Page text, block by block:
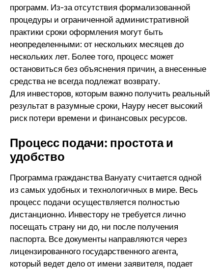
программ. Из-за отсутствия формализованной
процедуры и ограниченной административной
практики сроки оформления могут быть
неопределенными: от нескольких месяцев до
нескольких лет. Более того, процесс может
остановиться без объяснения причин, а внесенные
средства не всегда подлежат возврату.
Для инвесторов, которым важно получить реальный
результат в разумные сроки, Науру несет высокий
риск потери времени и финансовых ресурсов.
Процесс подачи: простота и
удобство
Программа гражданства Вануату считается одной
из самых удобных и технологичных в мире. Весь
процесс подачи осуществляется полностью
дистанционно. Инвестору не требуется лично
посещать страну ни до, ни после получения
паспорта. Все документы направляются через
лицензированного государственного агента,
который ведет дело от имени заявителя, подает